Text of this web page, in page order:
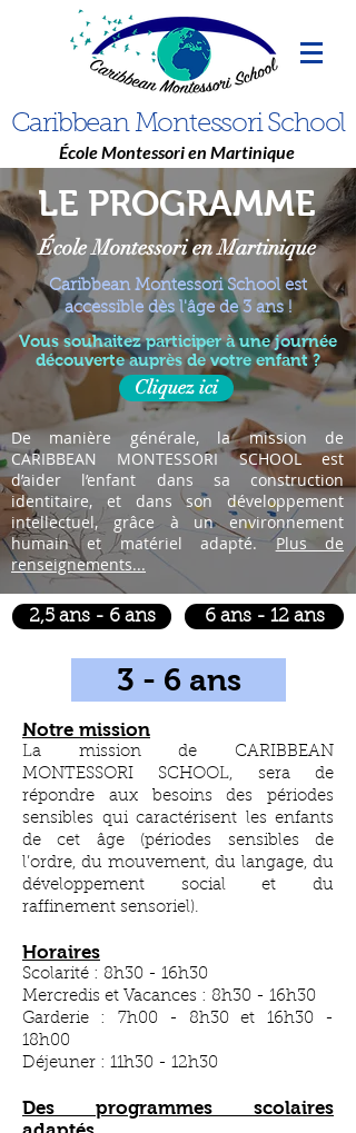
Caribbean Montessori School
École Montessori en Martinique
LE PROGRAMME
École Montessori en Martinique
Caribbean Montessori School est
accessible dès l'âge de 3 ans !
Vous souhaitez participer à une journée
découverte auprès de votre enfant ?
Cliquez ici
De manière générale, la mission de
CARIBBEAN MONTESSORI SCHOOL est
d’aider l’enfant dans sa construction
identitaire, et dans son développement
intellectuel, grâce à un environnement
humain et matériel adapté.Plus de
renseignements...
2,5 ans - 6 ans 6 ans - 12 ans
3 - 6 ans
Notre mission
La mission de CARIBBEAN
MONTESSORI SCHOOL, sera de
répondre aux besoins des périodes
sensibles qui caractérisent les enfants
de cet âge (périodes sensibles de
l’ordre, du mouvement, du langage, du
développement social et du
raffinement sensoriel).
Horaires
Scolarité : 8h30 - 16h30​
Mercredis et Vacances : 8h30 - 16h30
Garderie : 7h00 - 8h30 et 16h30 -
18h00
Déjeuner : 11h30 - 12h30
Des programmes scolaires